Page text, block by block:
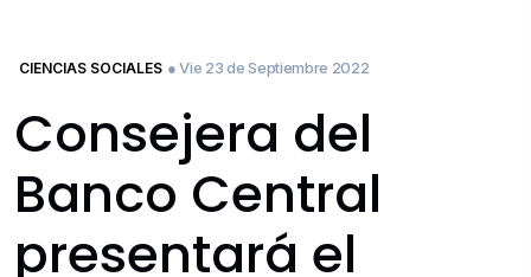
CIENCIAS SOCIALES ● Vie 23 de Septiembre 2022
Consejera del
Banco Central
presentará el